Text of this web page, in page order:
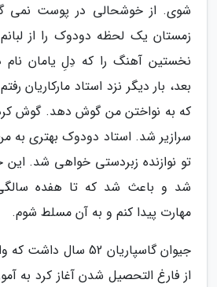
شوی. از خوشحالی در پوست نمی
زمستان یک لحظه دودوک را از
نخستین آهنگ را که دِلِ یامان نام
بعد، بار دیگر نزد استاد مارکاریان
که به نواختن من گوش دهد. گوش
سرازیر شد. استاد دودوک بهتری به
تو نوازنده زبردستی خواهی شد.
شد و باعث شد که تا هفده
مهارت پیدا کنم و به آن مسلط شوم.
جیوان گاسپاریان 52
از فارغ التحصیل شدن آغاز کرد به